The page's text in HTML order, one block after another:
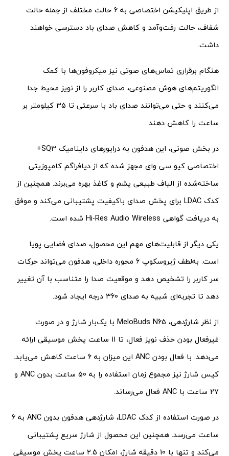
از طریق اپلیکیشن اختصاصی به 6 حالت مختلف از جمله حالت
شفاف، حالت رفت‌وآمد و کاهش صدای باد دسترسی خواهند
داشت.
هنگام برقراری تماس‌های صوتی نیز میکروفون‌ها با کمک
الگوریتم‌های هوش مصنوعی، صدای کاربر را از نویز محیط جدا
می‌کنند و حتی می‌توانند صدای باد با سرعتی تا 35 کیلومتر بر
ساعت را کاهش دهند.
در بخش صوتی، این هدفون به درایورهای داینامیک SQ3+
اختصاصی کیو سی وای مجهز شده که از دیافراگم کامپوزیتی
ساخته‌شده از الیاف طبیعی پشم و کاغذ بهره می‌برند. همچنین از
کدک LDAC برای پخش صدای باکیفیت پشتیبانی می‌کند و موفق
به دریافت گواهی Hi-Res Audio Wireless شده است.
یکی دیگر از قابلیت‌های مهم این محصول، صدای فضایی پویا
است. به‌لطف ژیروسکوپ 6 محوره داخلی، هدفون می‌تواند حرکات
سر کاربر را تشخیص دهد و موقعیت صدا را متناسب با آن تغییر
دهد تا تجربه‌ای شبیه به صدای 360 درجه ایجاد شود.
از نظر شارژدهی، MeloBuds N65 با یک‌بار شارژ و در صورت
غیرفعال بودن حذف نویز فعال، تا 11 ساعت پخش موسیقی ارائه
می‌دهد. با فعال بودن ANC این میزان به 6 ساعت کاهش می‌یابد.
کیس شارژ نیز مجموع زمان استفاده را به 50 ساعت بدون ANC و
27 ساعت با ANC فعال می‌رساند.
در صورت استفاده از کدک LDAC، شارژدهی هدفون بدون ANC به 6
ساعت می‌رسد. همچنین این محصول از شارژ سریع پشتیبانی
می‌کند و تنها با 10 دقیقه شارژ، امکان 2.5 ساعت پخش موسیقی